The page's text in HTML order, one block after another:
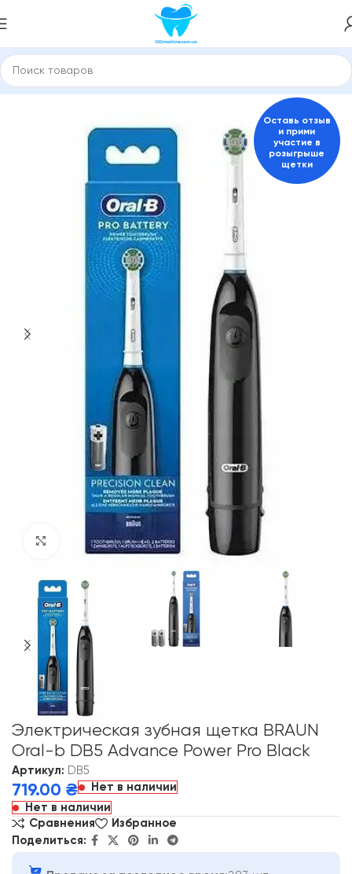
Главная Электрические зубные щетки Для взрослых
Click to enlarge
Оставь отзыв
и прими
участие в
розыгрыше
щетки
Электрическая зубная щетка BRAUN
Oral-b DB5 Advance Power Pro Black
Артикул: DB5
719.00 ₴
Нет в наличии
Нет в наличии
Сравнения
Избранное
Поделиться: